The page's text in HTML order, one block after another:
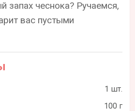
запах чеснока? Ручаемся,
вас пустыми
1 шт.
100 г